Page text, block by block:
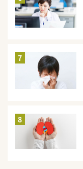
7
8